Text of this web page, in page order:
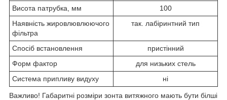
Висота патрубка, мм
100
Наявність жировлювлюючого
фільтра
так. лабіринтний тип
Спосіб встановлення
пристінний
Форм фактор
для низьких стель
Система припливу видуху
ні
Важливо! Габаритні розміри зонта витяжного мають бути білші